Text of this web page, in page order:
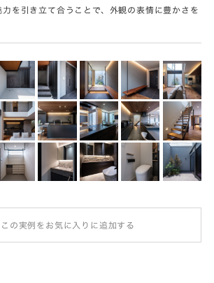
を引き立て合うことで、外観の表情に豊かさを